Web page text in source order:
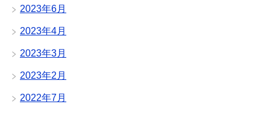
2023年6月
2023年4月
2023年3月
2023年2月
2022年7月